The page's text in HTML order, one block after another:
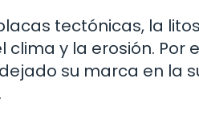
tectónicas, la
y la erosión. Por
su marca en la